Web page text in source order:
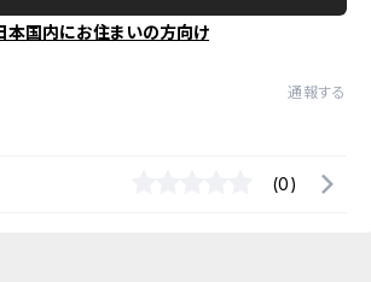
本国内にお住まいの方向け
通報する
(0)